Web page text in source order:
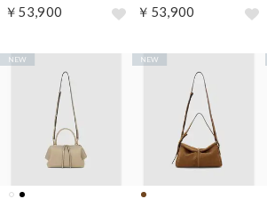
￥53,900 ￥53,900
NEW NEW